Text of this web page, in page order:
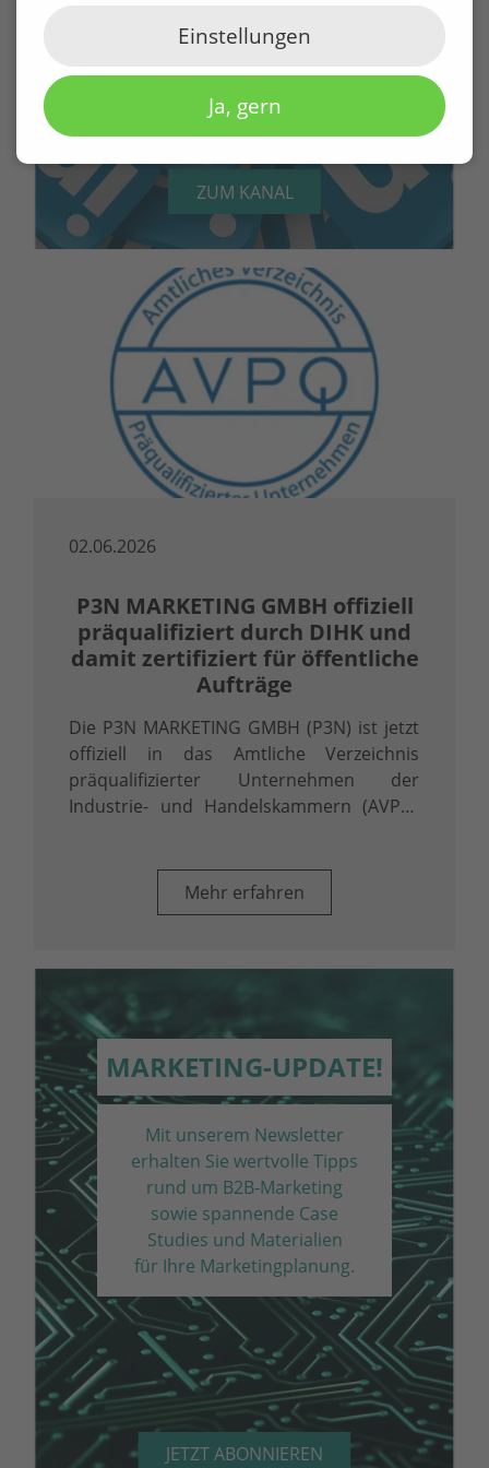
ZUM KANAL
02.06.2026
P3N MARKETING GMBH offiziell
präqualifiziert durch DIHK und
damit zertifiziert für öffentliche
Aufträge
Die P3N MARKETING GMBH (P3N) ist jetzt
offiziell in das Amtliche Verzeichnis
präqualifizierter Unternehmen der
Industrie- und Handelskammern (AVPQ)
als ein Zertifikat – sie ist ein klares …
Mehr erfahren
MARKETING-UPDATE!
Mit unserem Newsletter
erhalten Sie wertvolle Tipps
rund um B2B-Marketing
sowie spannende Case
Studies und Materialien
für Ihre Marketing­planung.
JETZT ABONNIEREN
Einstellungen
Ja, gern